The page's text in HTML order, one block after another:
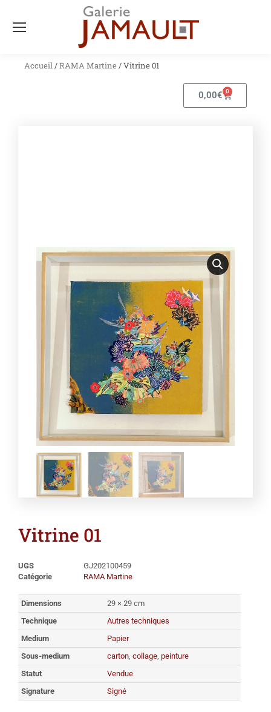
Accueil/RAMA Martine/ Vitrine 01
0,00€ 0
Vitrine 01
UGS
GJ202100459
Catégorie
RAMA Martine
Dimensions
29 × 29 cm
Technique
Autres techniques
Medium
Papier
Sous-medium
carton collage peinture
Statut
Vendue
Signature
Signé